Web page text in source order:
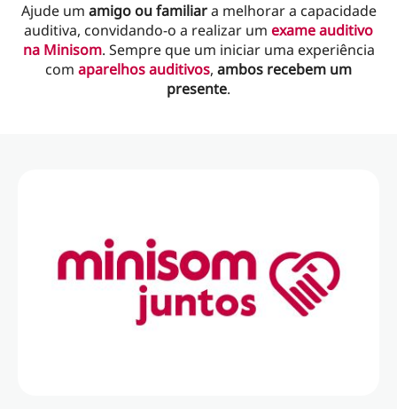
Ajude um amigo ou familiara melhorar a capacidade
auditiva, convidando-o a realizar um exame auditivo
na Minisom. Sempre que um iniciar uma experiência
com aparelhos auditivos, ambos recebem um
presente.